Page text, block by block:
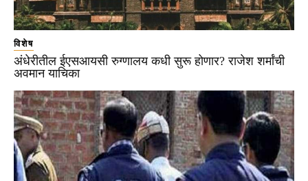
विशेष
अंधेरीतील ईएसआयसी रुग्णालय कधी सुरू होणार? राजेश शर्मांची
अवमान याचिका